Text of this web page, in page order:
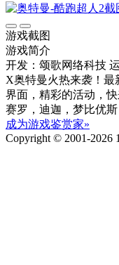
游戏截图
游戏简介
开发：颂歌网络科技
X奥特曼火热来袭！
界面，精彩的活动，
赛罗，迪迦，梦比优
成为游戏鉴赏家»
Copyright © 2001-2026